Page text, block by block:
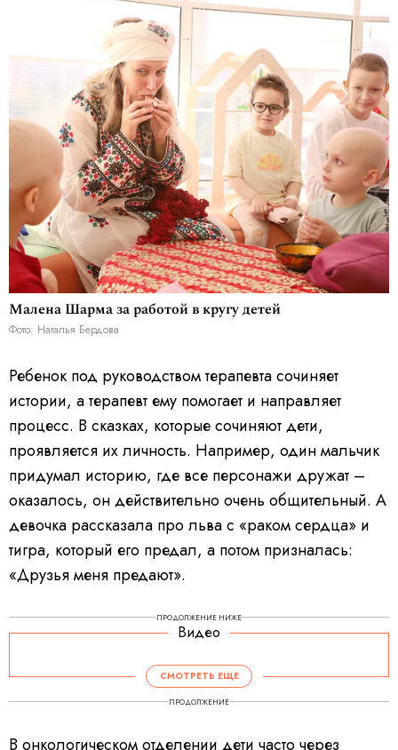
Малена Шарма за работой в кругу детей
Фото: Наталья Бердова
Ребенок под руководством терапевта сочиняет
истории, а терапевт ему помогает и направляет
процесс. В сказках, которые сочиняют дети,
проявляется их личность. Например, один мальчик
придумал историю, где все персонажи дружат –
оказалось, он действительно очень общительный. А
девочка рассказала про льва с «раком сердца» и
тигра, который его предал, а потом призналась:
«Друзья меня предают».
ПРОДОЛЖЕНИЕ НИЖЕ
Видео
СМОТРЕТЬ ЕЩЕ
ПРОДОЛЖЕНИЕ
В онкологическом отделении дети часто через